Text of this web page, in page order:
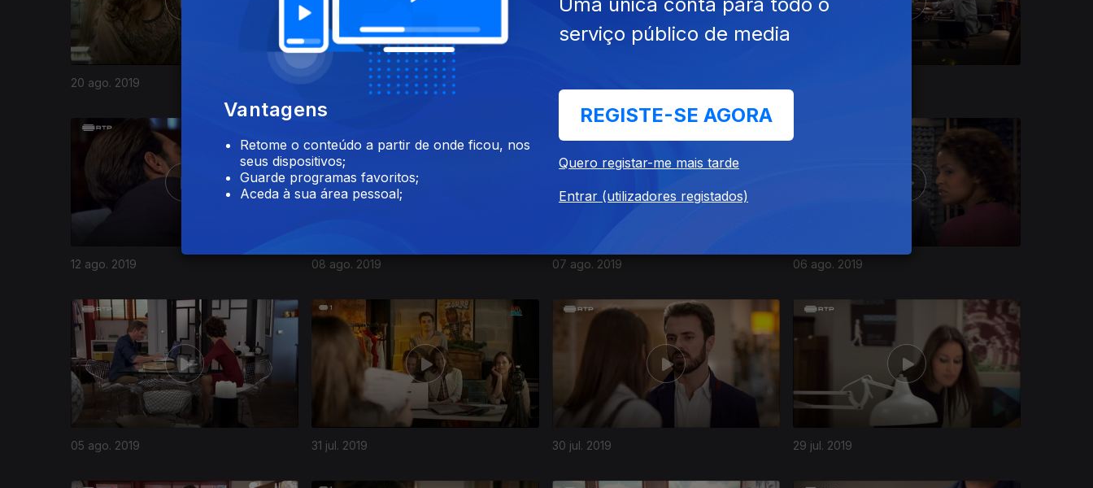
20 ago. 2019 19 ago. 2019
12 ago. 2019 08 ago. 2019 07 ago. 2019 06 ago. 2019
05 ago. 2019 31 jul. 2019 30 jul. 2019 29 jul. 2019
420707
Vantagens
Retome o conteúdo a partir de onde ficou, nos
seus dispositivos;
Guarde programas favoritos;
Aceda à sua área pessoal;
serviço público de media
REGISTE-SE AGORA
Quero registar-me mais tarde
Entrar (utilizadores registados)